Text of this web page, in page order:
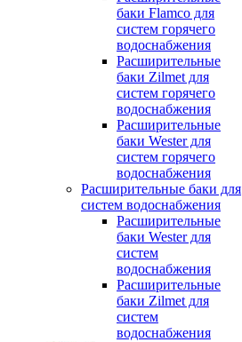
баки Flamco для
систем горячего
водоснабжения
Расширительные
баки Zilmet для
систем горячего
водоснабжения
Расширительные
баки Wester для
систем горячего
водоснабжения
Расширительные баки для
систем водоснабжения
Расширительные
баки Wester для
систем
водоснабжения
Расширительные
баки Zilmet для
систем
водоснабжения